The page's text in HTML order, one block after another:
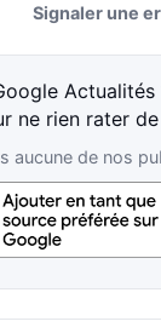
Signaler une
Actualités
ne rien rater de
aucune de nos